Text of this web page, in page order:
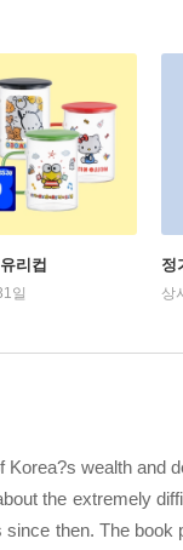
리컵
일
정
상
Korea?s wealth and
the extremely
since then. The